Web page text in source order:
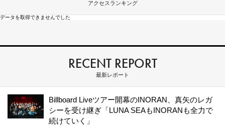
アクセスランキング
データを取得できませんでした
RECENT REPORT
最新レポート
Billboard Liveツアー開幕のINORAN、真矢のレガ
シーを受け継ぎ「LUNA SEAもINORANも全力で
続けていく」